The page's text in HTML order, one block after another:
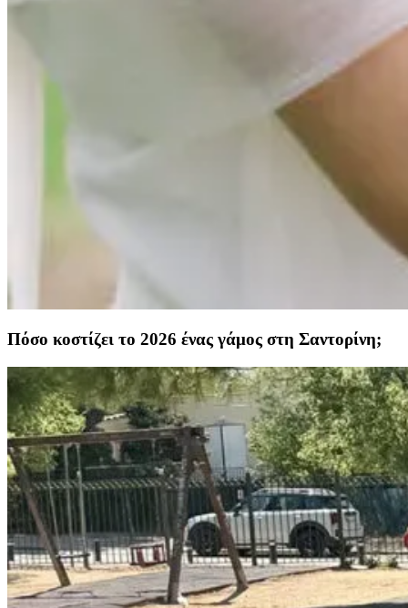
Πόσο κοστίζει το 2026 ένας γάμος στη Σαντορίνη;